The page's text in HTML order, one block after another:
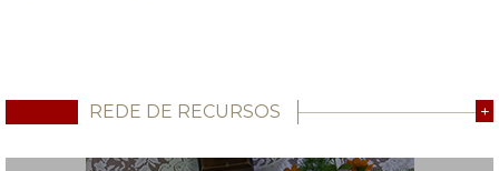
REDE DE RECURSOS +